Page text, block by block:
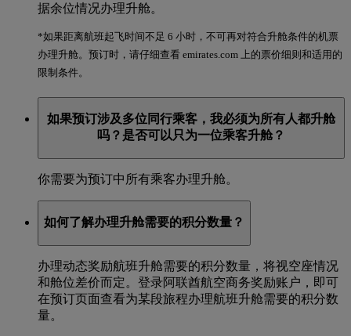
据余位情况办理升舱。
*如果距离航班起飞时间不足 6 小时，不可再对符合升舱条件的机票
办理升舱。预订时，请仔细查看 emirates.com 上的票价细则和适用的
限制条件。
如果预订涉及多位同行乘客，我必须为所有人都升舱
吗？是否可以只为一位乘客升舱？
你需要为预订中所有乘客办理升舱。
如何了解办理升舱需要的积分数量？
办理动态奖励航班升舱需要的积分数量，将视空座情况
和舱位差价而定。登录阿联酋航空商务奖励账户，即可
在预订页面查看为某段旅程办理航班升舱需要的积分数
量。